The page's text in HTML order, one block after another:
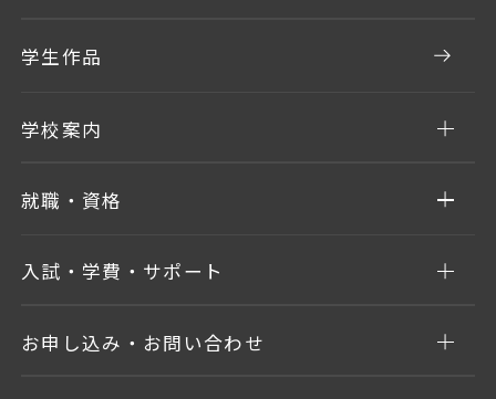
学生作品
学校案内
就職・資格
入試・学費・サポート
お申し込み・お問い合わせ